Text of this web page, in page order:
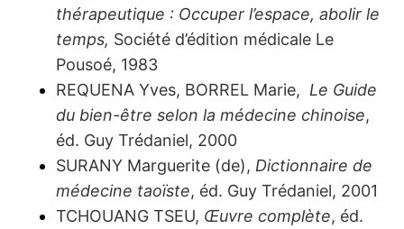
thérapeutique : Occuper l’espace, abolir le
temps, Société d’édition médicale Le
Pousoé, 1983
REQUENA Yves, BORREL Marie,Le Guide
du bien-être selon la médecine chinoise,
éd. Guy Trédaniel, 2000
SURANY Marguerite (de),Dictionnaire de
médecine taoïste, éd. Guy Trédaniel, 2001
TCHOUANG TSEU, Œuvre complète, éd.